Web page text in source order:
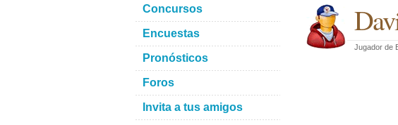
Jugador de
Concursos
Encuestas
Pronósticos
Foros
Invita a tus amigos